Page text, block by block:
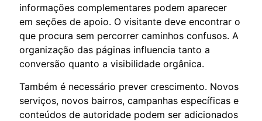
informações complementares podem aparecer
em seções de apoio. O visitante deve encontrar o
que procura sem percorrer caminhos confusos. A
organização das páginas influencia tanto a
conversão quanto a visibilidade orgânica.
Também é necessário prever crescimento. Novos
serviços, novos bairros, campanhas específicas e
conteúdos de autoridade podem ser adicionados